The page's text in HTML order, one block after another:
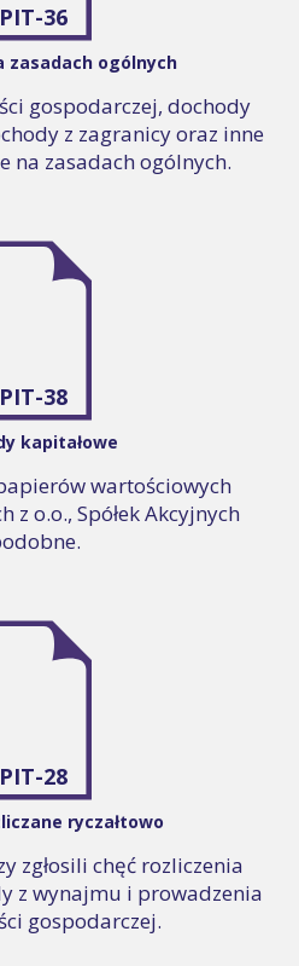
PIT-36
zasadach ogólnych
gospodarczej, dochody
z zagranicy oraz inne
na zasadach ogólnych.
PIT-38
kapitałowe
wartościowych
z o.o., Spółek Akcyjnych
PIT-28
ryczałtowo
zgłosili chęć rozliczenia
z wynajmu i prowadzenia
gospodarczej.